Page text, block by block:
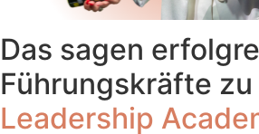
Das sagen
Führungskräfte zu
Leadership